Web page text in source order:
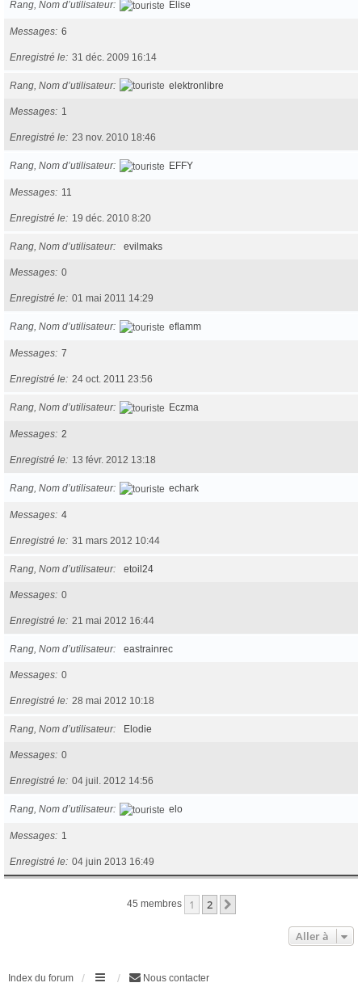
Rang, Nom d’utilisateur Elise
Messages 6
Enregistré le 31 déc. 2009 16:14
Rang, Nom d’utilisateur elektronlibre
Messages 1
Enregistré le 23 nov. 2010 18:46
Rang, Nom d’utilisateur EFFY
Messages 11
Enregistré le 19 déc. 2010 8:20
Rang, Nom d’utilisateur evilmaks
Messages 0
Enregistré le 01 mai 2011 14:29
Rang, Nom d’utilisateur eflamm
Messages 7
Enregistré le 24 oct. 2011 23:56
Rang, Nom d’utilisateur Eczma
Messages 2
Enregistré le 13 févr. 2012 13:18
Rang, Nom d’utilisateur echark
Messages 4
Enregistré le 31 mars 2012 10:44
Rang, Nom d’utilisateur etoil24
Messages 0
Enregistré le 21 mai 2012 16:44
Rang, Nom d’utilisateur eastrainrec
Messages 0
Enregistré le 28 mai 2012 10:18
Rang, Nom d’utilisateur Elodie
Messages 0
Enregistré le 04 juil. 2012 14:56
Rang, Nom d’utilisateur elo
Messages 1
Enregistré le 04 juin 2013 16:49
45 membres 1 2
Aller à
Index du forum Nous contacter